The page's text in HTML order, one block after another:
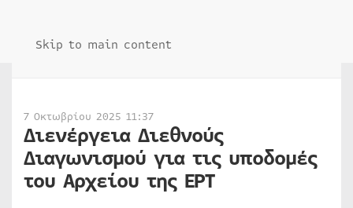
Skip to main content
7 Οκτωβρίου 2025 11:37
Διενέργεια Διεθνούς
Διαγωνισμού για τις υποδομές
του Αρχείου της ΕΡΤ